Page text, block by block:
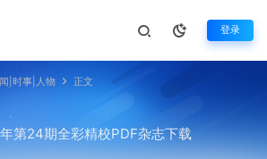
登录
|时事|人物 正文
第24期全彩精校PDF杂志下载